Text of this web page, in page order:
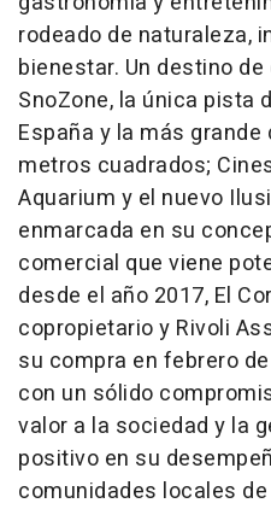
rodeado de naturaleza,
bienestar. Un destino
SnoZone, la única pista
España y la más grande
metros cuadrados;
Aquarium y el nuevo
enmarcada en su
comercial que viene
desde el año 2017, El
copropietario y Rivoli
su compra en febrero
con un sólido
valor a la sociedad y la
positivo en su
comunidades locales